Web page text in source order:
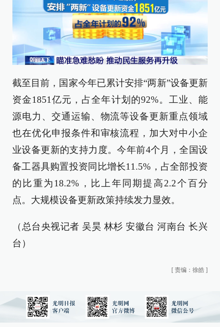
截至目前，国家今年已累计安排“两新”设备更新
资金1851亿元，占全年计划的92%。工业、能
源电力、交通运输、物流等设备更新重点领域
也在优化申报条件和审核流程，加大对中小企
业设备更新的支持力度。今年前4个月，全国设
备工器具购置投资同比增长11.5%，占全部投资
的比重为18.2%，比上年同期提高2.2个百分
点。大规模设备更新政策持续发力显效。
（总台央视记者 吴昊 林杉 安徽台 河南台 长兴
台）
[ 责编：徐皓 ]